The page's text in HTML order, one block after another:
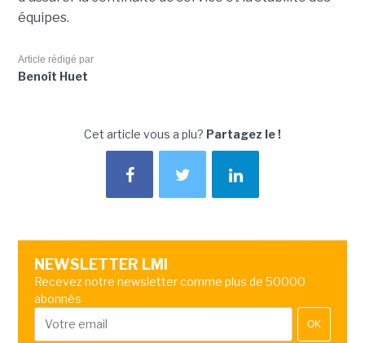
équipes.
Article rédigé par
Benoît Huet
Cet article vous a plu? Partagez le !
NEWSLETTER LMI
Recevez notre newsletter comme plus de 50000
abonnés
OK